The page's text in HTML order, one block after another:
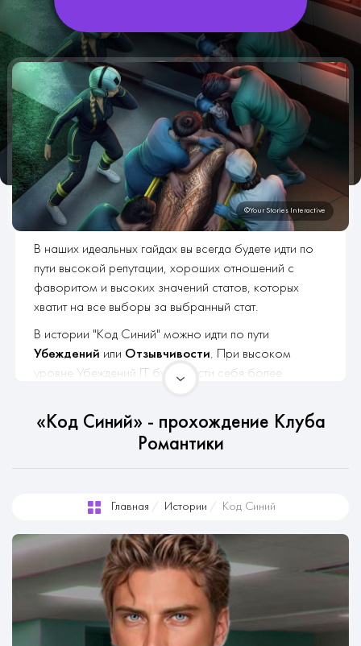
В наших идеальных гайдах вы всегда будете идти по
пути высокой репутации, хороших отношений с
фаворитом и высоких значений статов, которых
хватит на все выборы за выбранный стат.
В истории "Код Синий" можно идти по пути
Убеждений или Отзывчивости, При высоком
уровне Убеждений ГГ будет вести себя более
в случае, если она/он с чем-то не согласится. При
высоком уровне Отзывчивости ГГ будет
демонстрировать готовность пересматривать свою
точку зрения и прикладыватьбольше усилий, чтобы
которой вы можете выбрать пол ГГ.
Начав работу в отделении неотложной помощи,
проявит ли себя доктор Томпсон в хорошем свете,
или сломается под давлением?
“Код Синий” — новая история от Йим,
автора"Сквозь Бурю и Пламя"
. Уже в Клубе
«Код Синий» - прохождение Клуба
Романтики
Главная Истории Код Синий